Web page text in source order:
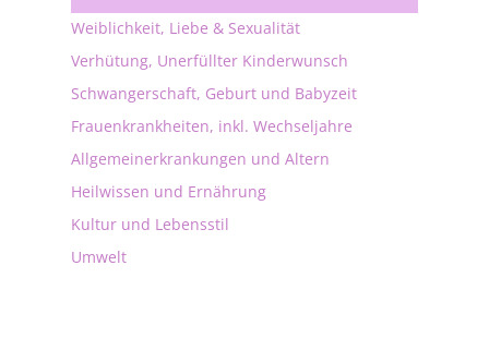
Weiblichkeit, Liebe & Sexualität
Verhütung, Unerfüllter Kinderwunsch
Schwangerschaft, Geburt und Babyzeit
Frauenkrankheiten, inkl. Wechseljahre
Allgemeinerkrankungen und Altern
Heilwissen und Ernährung
Kultur und Lebensstil
Umwelt